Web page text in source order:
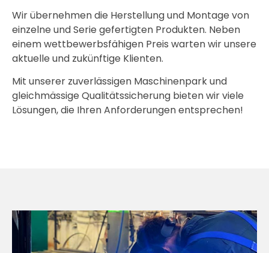
Wir übernehmen die Herstellung und Montage von
einzelne und Serie gefertigten Produkten. Neben
einem wettbewerbsfähigen Preis warten wir unsere
aktuelle und zukünftige Klienten.
Mit unserer zuverlässigen Maschinenpark und
gleichmässige Qualitätssicherung bieten wir viele
Lösungen, die Ihren Anforderungen entsprechen!